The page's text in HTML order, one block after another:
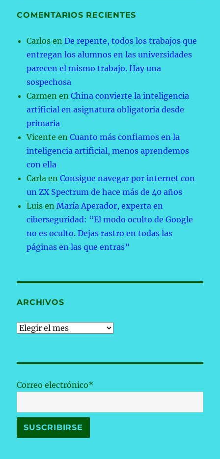
COMENTARIOS RECIENTES
Carlos enDe repente, todos los trabajos que
entregan los alumnos en las universidades
parecen el mismo trabajo. Hay una
sospechosa
Carmen enChina convierte la inteligencia
artificial en asignatura obligatoria desde
primaria
Vicente enCuanto más confiamos en la
inteligencia artificial, menos aprendemos
con ella
Carla enConsigue navegar por internet con
un ZX Spectrum de hace más de 40 años
Luis enMaría Aperador, experta en
ciberseguridad: “El modo oculto de Google
no es oculto. Dejas rastro en todas las
páginas en las que entras”
ARCHIVOS
Archivos
Correo electrónico*